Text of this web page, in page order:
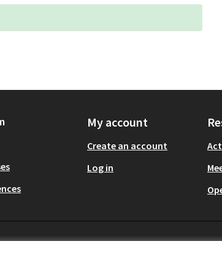
My account
Create an account
Log in